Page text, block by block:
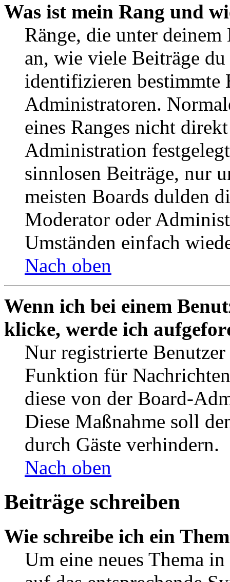
Was ist mein Rang und
Ränge, die unter deinem
an, wie viele Beiträge
identifizieren bestimmte
Administratoren.
eines Ranges nicht
Administration
sinnlosen Beiträge, nur
meisten Boards dulden
Moderator oder
Umständen einfach
Nach oben
Wenn ich bei einem
klicke, werde ich
Nur registrierte
Funktion für
diese von der Board-
Diese Maßnahme soll
durch Gäste verhindern.
Nach oben
Beiträge schreiben
Wie schreibe ich ein
Um eine neues Thema